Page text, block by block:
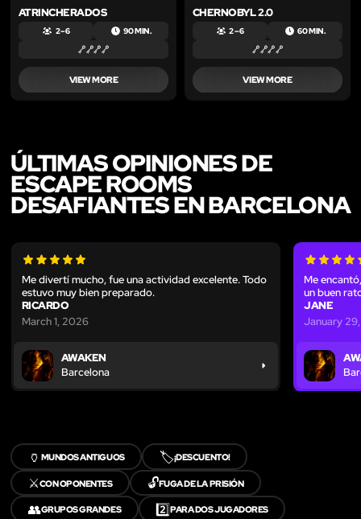
ATRINCHERADOS
2 – 6 90 MIN.
VIEW MORE
CHERNOBYL​ 2.0
2 – 6 60 MIN.
VIEW MORE
ÚLTIMAS OPINIONES DE
ESCAPE ROOMS
DESAFIANTES EN BARCELONA
Me divertí mucho, fue una actividad excelente. Todo
estuvo muy bien preparado.
RICARDO
March 1, 2026
AWAKEN
Barcelona
Me
un buen
JANE
January
🏺 MUNDOS ANTIGUOS 🏷️¡DESCUENTO!
⚔️CON OPONENTES 🔓FUGA DE LA PRISIÓN
👥GRUPOS GRANDES 2️⃣PARA DOS JUGADORES